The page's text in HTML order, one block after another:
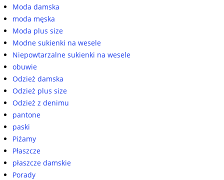
Moda damska
moda męska
Moda plus size
Modne sukienki na wesele
Niepowtarzalne sukienki na wesele
obuwie
Odzież damska
Odzież plus size
Odzież z denimu
pantone
paski
Piżamy
Płaszcze
płaszcze damskie
Porady